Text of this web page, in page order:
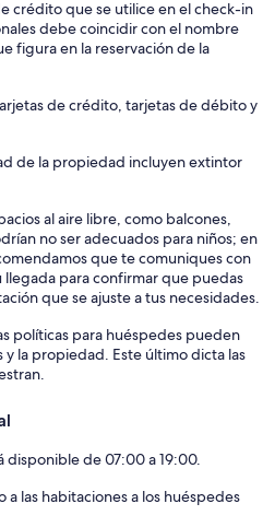
crédito que se utilice en el check-in
debe coincidir con el nombre
figura en la reservación de la
de crédito, tarjetas de débito y
de la propiedad incluyen extintor
al aire libre, como balcones,
no ser adecuados para niños; en
que te comuniques con
para confirmar que puedas
que se ajuste a tus necesidades.
políticas para huéspedes pueden
y la propiedad. Este último dicta las
disponible de 07:00 a 19:00.
a las habitaciones a los huéspedes